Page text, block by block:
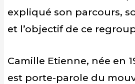
expliqué son parcours,
et l’objectif de ce
Camille Etienne, née en
est porte-parole du